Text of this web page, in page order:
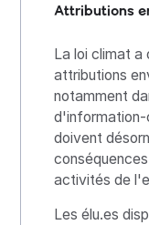
Attributions
La loi climat a
attributions
notamment
d'information-
doivent
activités de
Les élu.es